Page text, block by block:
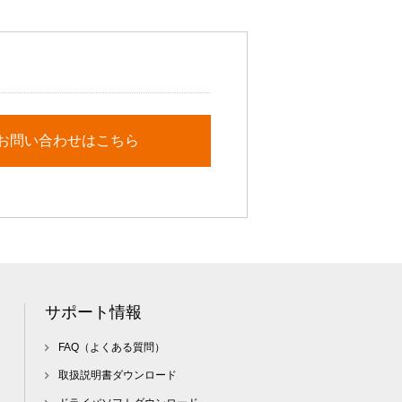
問い合わせはこちら
サポート情報
FAQ（よくある質問）
取扱説明書ダウンロード